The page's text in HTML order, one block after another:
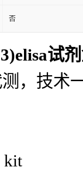
否
试
，技术
kit